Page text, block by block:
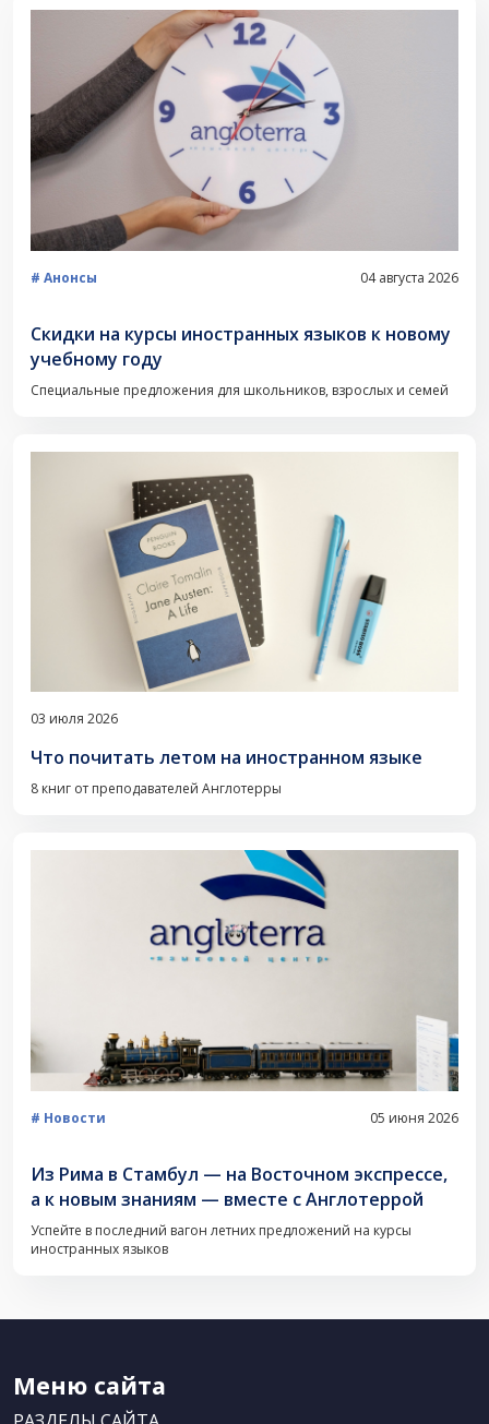
Анонсы 04 августа 2026
Скидки на курсы иностранных языков к новому
учебному году
Специальные предложения для школьников, взрослых и семей
03 июля 2026
Что почитать летом на иностранном языке
8 книг от преподавателей Англотерры
Новости 05 июня 2026
Из Рима в Стамбул — на Восточном экспрессе,
а к новым знаниям — вместе с Англотеррой
Успейте в последний вагон летних предложений на курсы
иностранных языков
Меню сайта